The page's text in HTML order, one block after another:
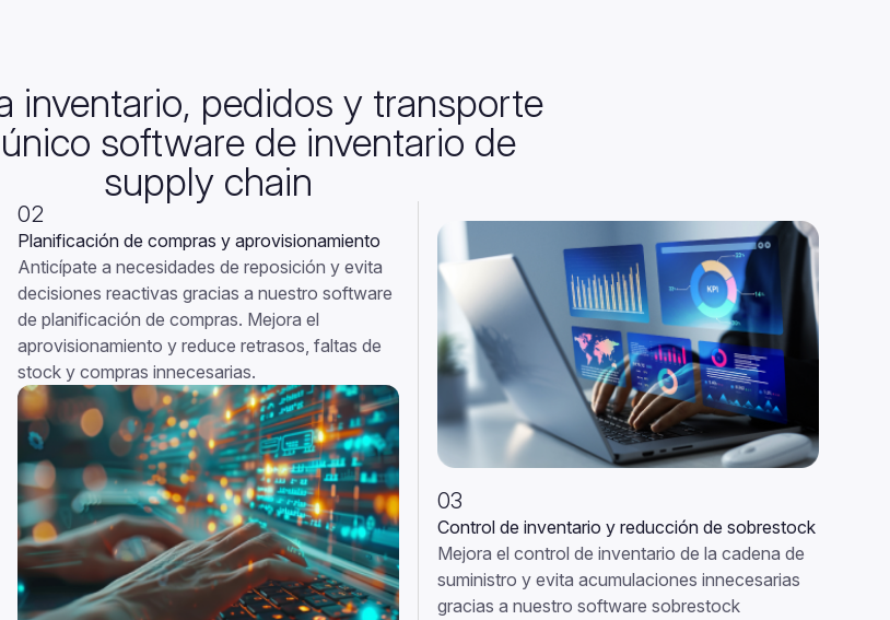
inventario, pedidos y transporte
software de inventario de
supply chain
02
Planificación de compras y aprovisionamiento
Anticípate a necesidades de reposición y evita
decisiones reactivas gracias a nuestro software
de planificación de compras. Mejora el
aprovisionamiento y reduce retrasos, faltas de
stock y compras innecesarias.
03
Control de inventario y reducción de sobrestock
Mejora el control de inventario de la cadena de
suministro y evita acumulaciones innecesarias
gracias a nuestro software sobrestock